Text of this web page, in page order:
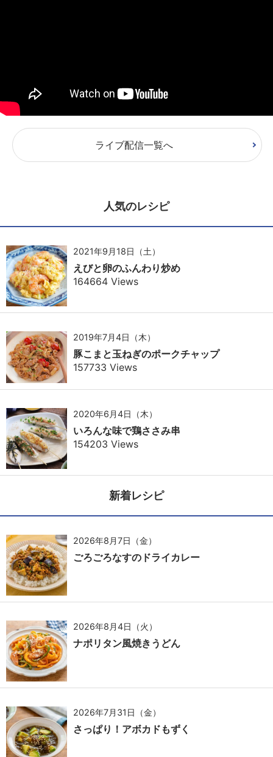
ライブ配信一覧へ
人気のレシピ
2021年9月18日（土）
えびと卵のふんわり炒め
164664 Views
2019年7月4日（木）
豚こまと玉ねぎのポークチャップ
157733 Views
2020年6月4日（木）
いろんな味で鶏ささみ串
154203 Views
新着レシピ
2026年8月7日（金）
ごろごろなすのドライカレー
2026年8月4日（火）
ナポリタン風焼きうどん
2026年7月31日（金）
さっぱり！アボカドもずく